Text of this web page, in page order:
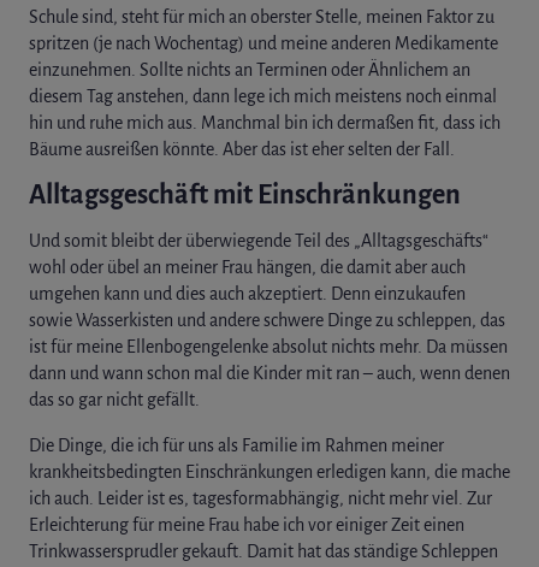
Schule sind, steht für mich an oberster Stelle, meinen Faktor zu
spritzen (je nach Wochentag) und meine anderen Medikamente
einzunehmen. Sollte nichts an Terminen oder Ähnlichem an
diesem Tag anstehen, dann lege ich mich meistens noch einmal
hin und ruhe mich aus. Manchmal bin ich dermaßen fit, dass ich
Bäume ausreißen könnte. Aber das ist eher selten der Fall.
Alltagsgeschäft mit Einschränkungen
Und somit bleibt der überwiegende Teil des „Alltagsgeschäfts“
wohl oder übel an meiner Frau hängen, die damit aber auch
umgehen kann und dies auch akzeptiert. Denn einzukaufen
sowie Wasserkisten und andere schwere Dinge zu schleppen, das
ist für meine Ellenbogengelenke absolut nichts mehr. Da müssen
dann und wann schon mal die Kinder mit ran – auch, wenn denen
das so gar nicht gefällt.
Die Dinge, die ich für uns als Familie im Rahmen meiner
krankheitsbedingten Einschränkungen erledigen kann, die mache
ich auch. Leider ist es, tagesformabhängig, nicht mehr viel. Zur
Erleichterung für meine Frau habe ich vor einiger Zeit einen
Trinkwassersprudler gekauft. Damit hat das ständige Schleppen